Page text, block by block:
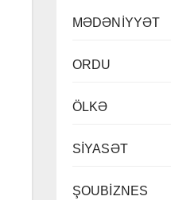
MƏDƏNİYYƏT
ORDU
ÖLKƏ
SİYASƏT
ŞOUBİZNES